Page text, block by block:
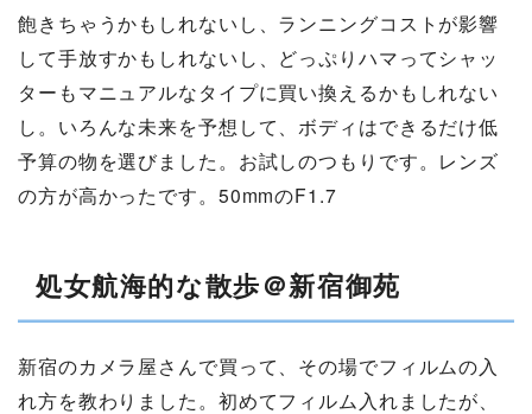
飽きちゃうかもしれないし、ランニングコストが影響
して手放すかもしれないし、どっぷりハマってシャッ
ターもマニュアルなタイプに買い換えるかもしれない
し。いろんな未来を予想して、ボディはできるだけ低
予算の物を選びました。お試しのつもりです。レンズ
の方が高かったです。50mmのF1.7
処女航海的な散歩＠新宿御苑
新宿のカメラ屋さんで買って、その場でフィルムの入
れ方を教わりました。初めてフィルム入れましたが、